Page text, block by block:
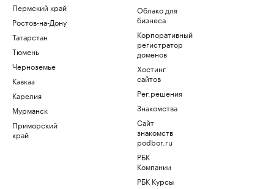
Пермский край
Ростов-на-Дону
Татарстан
Тюмень
Черноземье
Кавказ
Карелия
Мурманск
Приморский
край
Облако для
бизнеса
Корпоративный
регистратор
доменов
Хостинг
сайтов
Рег.решения
Знакомства
Сайт
знакомств
podbor.ru
РБК
Компании
РБК Курсы